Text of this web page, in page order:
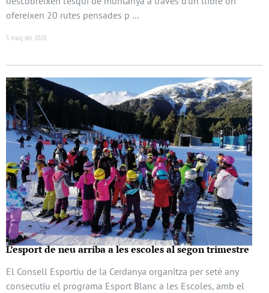
ofereixen 20 rutes pensades p …
5 març del 2020
L’esport de neu arriba a les escoles al segon trimestre
El Consell Esportiu de la Cerdanya organitza per setè any
consecutiu el programa Esport Blanc a les Escoles, amb el